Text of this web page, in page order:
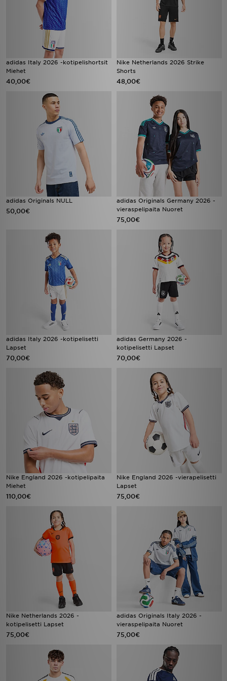
adidas Italy 2026 -kotipelishortsit
Miehet
40,00€
Nike Netherlands 2026 Strike
Shorts
48,00€
adidas Originals NULL
50,00€
adidas Originals Germany 2026 -
vieraspelipaita Nuoret
75,00€
adidas Italy 2026 -kotipelisetti
Lapset
70,00€
adidas Germany 2026 -
kotipelisetti Lapset
70,00€
Nike England 2026 -kotipelipaita
Miehet
110,00€
Nike England 2026 -vierapelisetti
Lapset
75,00€
Nike Netherlands 2026 -
kotipelisetti Lapset
75,00€
adidas Originals Italy 2026 -
vieraspelipaita Nuoret
75,00€